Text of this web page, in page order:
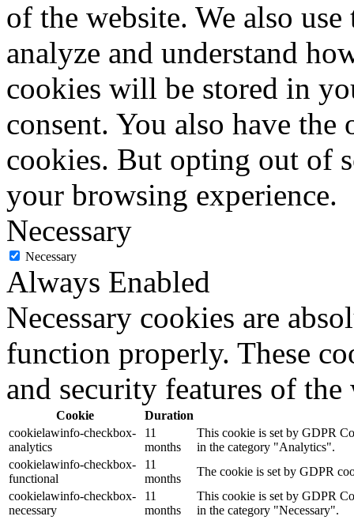
of the website. We also
analyze and understand
cookies will be stored in
consent. You also have
cookies. But opting out of
your browsing experience.
Necessary
Necessary
Always Enabled
Necessary cookies are
function properly. These
and security features of
Cookie
Duration
cookielawinfo-checkbox-
analytics
11
months
This cookie is set by GDPR
in the category "Analytics".
cookielawinfo-checkbox-
functional
11
months
The cookie is set by GDPR
cookielawinfo-checkbox-
necessary
11
months
This cookie is set by GDPR
in the category "Necessary".